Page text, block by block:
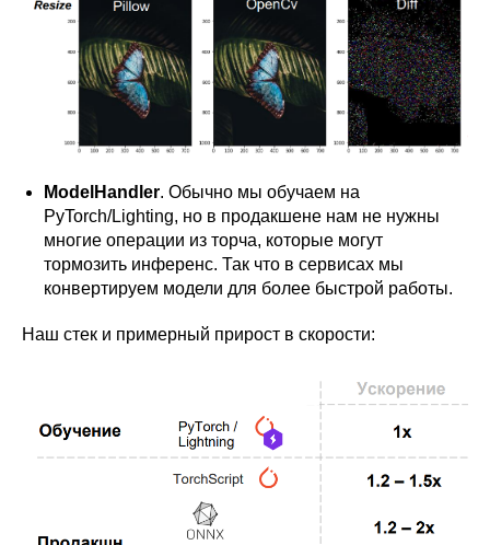
ModelHandler. Обычно мы обучаем на
PyTorch/Lighting, но в продакшене нам не нужны
многие операции из торча, которые могут
тормозить инференс. Так что в сервисах мы
конвертируем модели для более быстрой работы.
Наш стек и примерный прирост в скорости: